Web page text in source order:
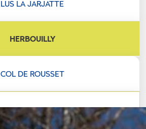
LUS LA JARJATTE
HERBOUILLY
COL DE ROUSSET